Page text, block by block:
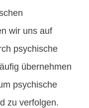
wir uns auf
psychische
übernehmen
psychische
zu verfolgen.